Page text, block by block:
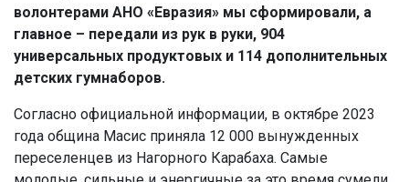
волонтерами АНО «Евразия» мы сформировали, а
главное – передали из рук в руки, 904
универсальных продуктовых и 114 дополнительных
детских гумнаборов.
Согласно официальной информации, в октябре 2023
года община Масис приняла 12 000 вынужденных
переселенцев из Нагорного Карабаха. Самые